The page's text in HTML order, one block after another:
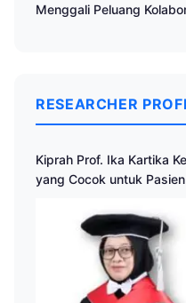
Menggali Peluang
RESEARCHER
Kiprah Prof. Ika Kartika
yang Cocok untuk